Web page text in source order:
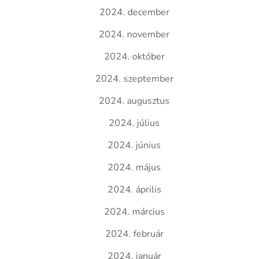
2024. december
2024. november
2024. október
2024. szeptember
2024. augusztus
2024. július
2024. június
2024. május
2024. április
2024. március
2024. február
2024. január